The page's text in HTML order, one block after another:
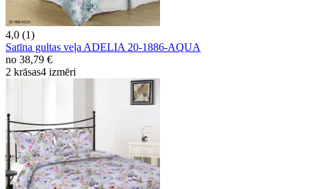
4,0 (1)
Satīna gultas veļa ADELIA 20-1886-AQUA
no 38,79 €
2 krāsas4 izmēri